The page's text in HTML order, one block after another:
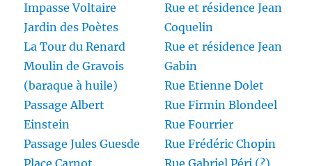
Impasse Voltaire
Jardin des Poètes
La Tour du Renard
Moulin de Gravois
(baraque à huile)
Passage Albert
Einstein
Passage Jules Guesde
Rue et résidence Jean
Coquelin
Rue et résidence Jean
Gabin
Rue Etienne Dolet
Rue Firmin Blondeel
Rue Fourrier
Rue Frédéric Chopin